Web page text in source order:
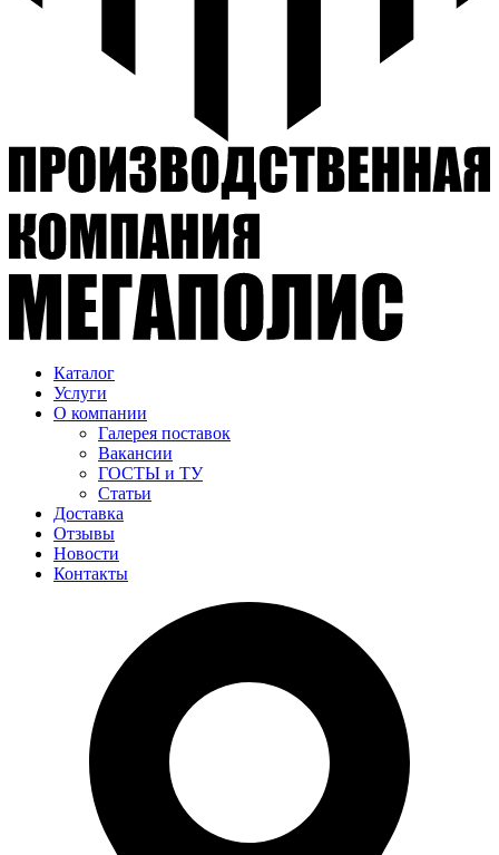
Каталог
Услуги
О компании
Галерея поставок
Вакансии
ГОСТЫ и ТУ
Статьи
Доставка
Отзывы
Новости
Контакты